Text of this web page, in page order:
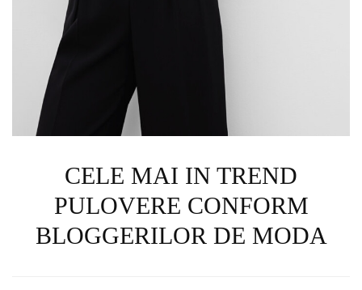
CELE MAI IN TREND
PULOVERE CONFORM
BLOGGERILOR DE MODA